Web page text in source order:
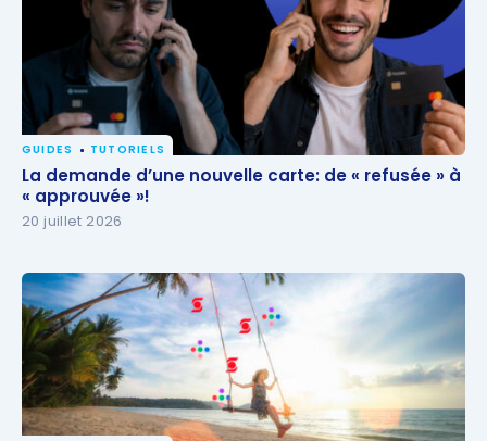
La demande d’une nouvelle carte: de « refusée » à
« approuvée »!
GUIDES TUTORIELS
La demande d’une nouvelle carte: de « refusée » à
« approuvée »!
20 juillet 2026